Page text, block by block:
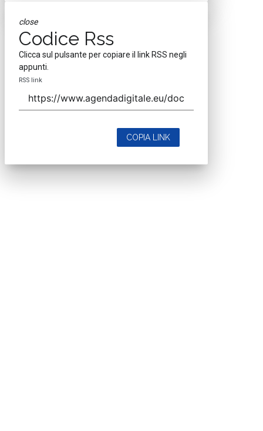
close
Codice Rss
Clicca sul pulsante per copiare il link RSS negli
appunti.
RSS link
COPIA LINK